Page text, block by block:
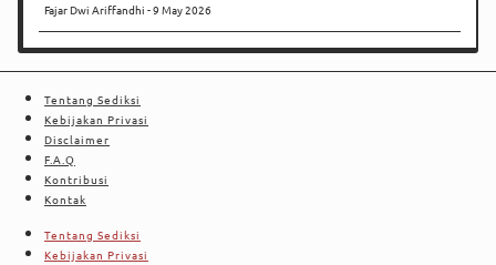
Fajar Dwi Ariffandhi 9 May 2026
Tentang Sediksi
Kebijakan Privasi
Disclaimer
F.A.Q
Kontribusi
Kontak
Tentang Sediksi
Kebijakan Privasi